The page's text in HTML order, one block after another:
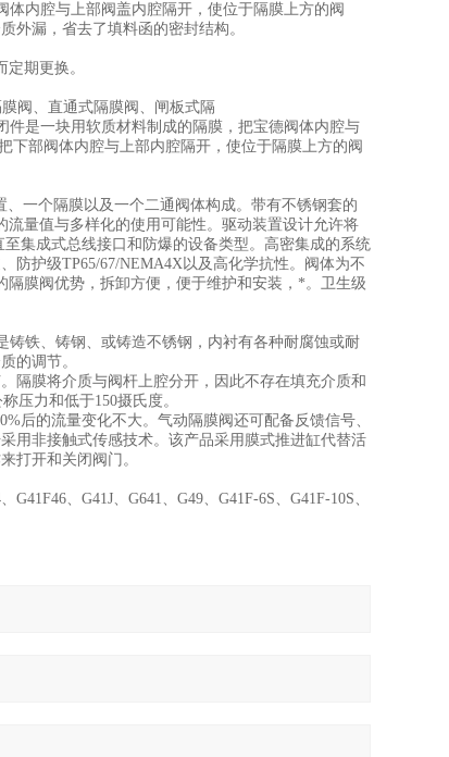
体内腔与上部阀盖内腔隔开，使位于隔膜上方的阀
外漏，省去了填料函的密封结构。
期更换。
阀、直通式隔膜阀、闸板式隔
件是一块用软质材料制成的隔膜，把宝德阀体内腔与
下部阀体内腔与上部内腔隔开，使位于隔膜上方的阀
一个隔膜以及一个二通阀体构成。带有不锈钢套的
量值与多样化的使用可能性。驱动装置设计允许将
集成式总线接口和防爆的设备类型。高密集成的系统
防护级TP65/67/NEMA4X以及高化学抗性。阀体为不
隔膜阀优势，拆卸方便，便于维护和安装，*。卫生级
铸铁、铸钢、或铸造不锈钢，内衬有各种耐腐蚀或耐
的调节。
隔膜将介质与阀杆上腔分开，因此不存在填充介质和
压力和低于150摄氏度。
后的流量变化不大。气动隔膜阀还可配备反馈信号、
用非接触式传感技术。该产品采用膜式推进缸代替活
打开和关闭阀门。
G41F46、G41J、G641、G49、G41F-6S、G41F-10S、